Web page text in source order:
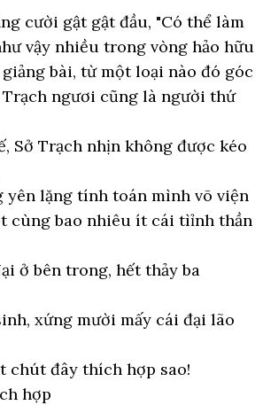
cười gật gật đầu, "Có thể làm
vậy nhiều trong vòng hảo hữu
bài, từ một loại nào đó góc
ngươi cũng là người thứ
Sở Trạch nhịn không được kéo
yên lặng tính toán mình võ viện
cùng bao nhiêu ít cái tìỉnh thần
ở bên trong, hết thảy ba
xứng mười mấy cái đại lão
chút đây thích hợp sao!
hợp